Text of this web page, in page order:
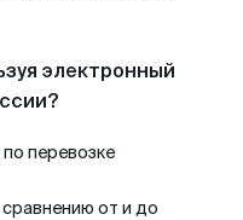
электронный
перевозке
от и до